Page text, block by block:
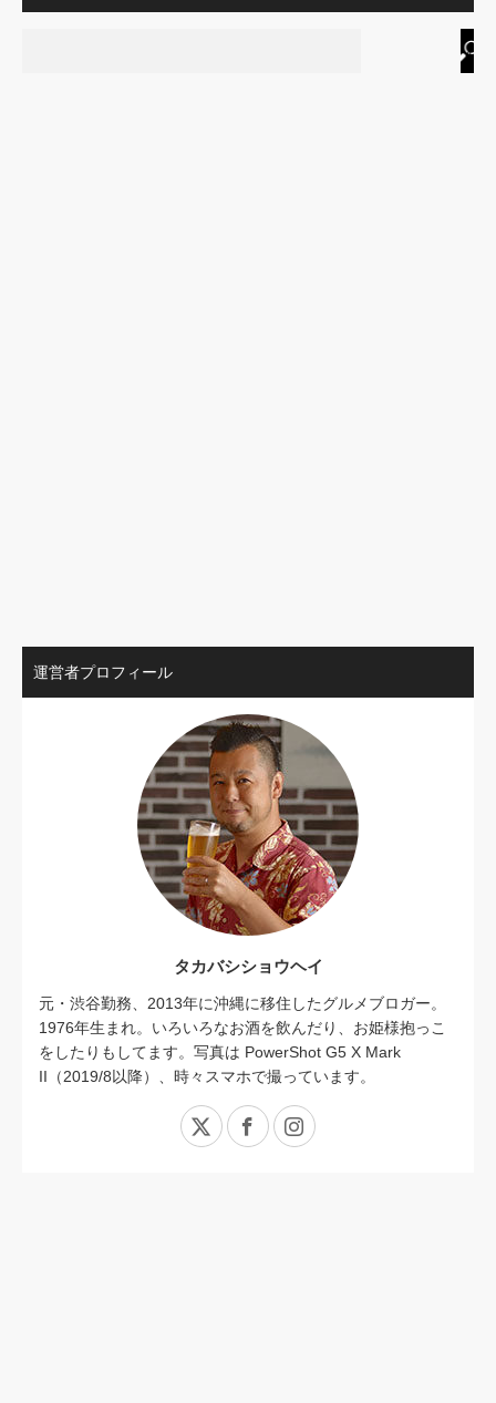
運営者プロフィール
タカバシショウヘイ
元・渋谷勤務、2013年に沖縄に移住したグルメブロガー。
1976年生まれ。いろいろなお酒を飲んだり、お姫様抱っこ
をしたりもしてます。写真は PowerShot G5 X Mark
II（2019/8以降）、時々スマホで撮っています。
X FacebookInstagram